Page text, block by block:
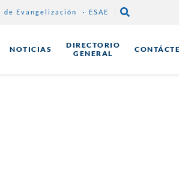
de Evangelización ESAE
NOTICIAS
DIRECTORIO
GENERAL